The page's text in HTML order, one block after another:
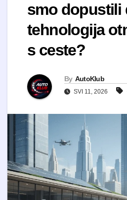
smo dopustili
tehnologija
s ceste?
By AutoKlub
SVI 11, 2026